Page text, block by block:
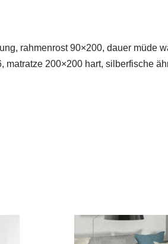
rahmenrost 90×200, dauer müde
200×200 hart, silberfische